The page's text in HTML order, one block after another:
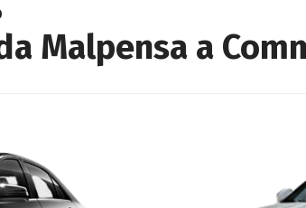
Malpensa a